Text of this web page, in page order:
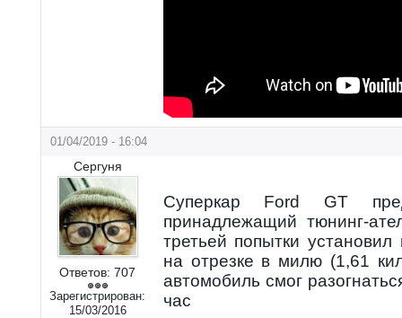
01/04/2019 - 16:04
Сергуня
Ответов: 707
Зарегистрирован:
15/03/2016
Суперкар Ford GT
принадлежащий тюнинг-
третьей попытки
на отрезке в милю (1,61
автомобиль смог
час